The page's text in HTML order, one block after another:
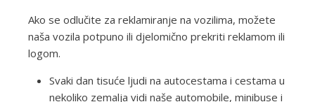
Ako se odlučite za reklamiranje na vozilima, možete
naša vozila potpuno ili djelomično prekriti reklamom ili
logom.
Svaki dan tisuće ljudi na autocestama i cestama u
nekoliko zemalja vidi naše automobile, minibuse i